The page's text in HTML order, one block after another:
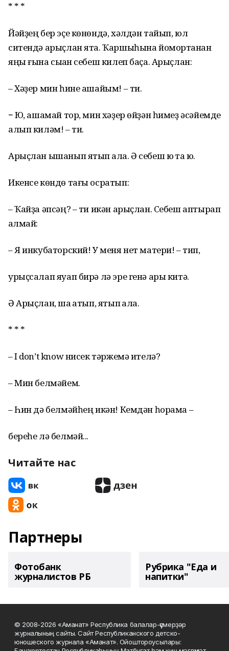
* * *
Йәйҙең бер эҫе көнөндә, хәлдән тайып, юл
ситендә арыҫлан ята. Ҡаршыһына йомортҡанан
яңы ғына сыҡҡан себеш килеп баҫа. Арыҫлан:
– Хәҙер мин һине ашайым! – ти.
− Юҡ, ашамай тор, мин хәҙер өйҙән һимеҙ әсәйемде
алып киләм! – ти.
Арыҫлан ышанып ятып ҡала. Ә себеш юҡ та юҡ.
Икенсе көндө тағы осратып:
– Ҡайҙа әпсәң? – ти икән арыҫлан. Себеш аптырап
ҡалмай:
– Я инкубаторский! У меня нет матери! – тип,
урыҫсалап яуап бирә лә эре генә ары китә.
Ә Арыҫлан, шаҡ ҡатып, ятып ҡала.
* * *
– I don’t know нисек тәржемә ителә?
– Мин белмәйем.
– Һин дә белмәйһең икән! Кемдән һорама –
береһе лә белмәй...
Читайте нас
Партнеры
Фотобанк
журналистов РБ
Рубрика "Еда и
напитки"
© 2008-2026 «Аманат» Республика балалар-үҫмерҙәр
журналының сайты. Сайт Республиканского детско-
юношеского журнала «Аманат». Ойоштороусылары: